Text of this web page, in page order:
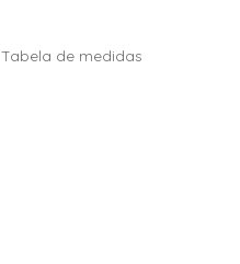
Tabela de medidas